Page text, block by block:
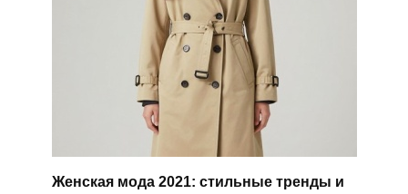
Женская мода 2021: стильные тренды и